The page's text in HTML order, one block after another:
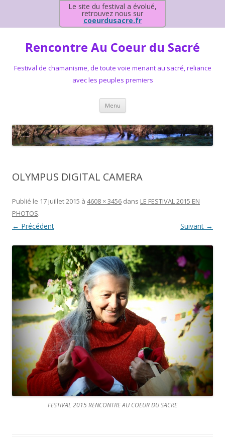
Le site du festival a évolué,
retrouvez nous sur
coeurdusacre.fr
Rencontre Au Coeur du Sacré
Festival de chamanisme, de toute voie menant au sacré, reliance
avec les peuples premiers
Menu Aller au contenu principal
OLYMPUS DIGITAL CAMERA
Publié le 17 juillet 2015 à 4608 × 3456 dans LE FESTIVAL 2015 EN
PHOTOS.
← Précédent Suivant →
FESTIVAL 2015 RENCONTRE AU COEUR DU SACRE